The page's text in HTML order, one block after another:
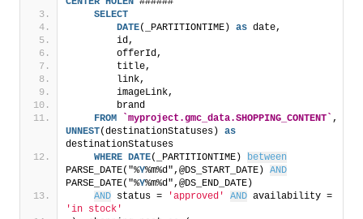
SELECT
DATE(_PARTITIONTIME) as date,
        id,
        offerId,
        title,
        link,
        imageLink,
        brand
FROM
`myproject.gmc_data.SHOPPING_CONTENT`
UNNEST(destinationStatuses) as
destinationStatuses
WHERE DATE(_PARTITIONTIME)
between
PARSE_DATE("%Y%m%d",@DS_START_DATE) AND
PARSE_DATE("%Y%m%d",@DS_END_DATE)
AND status = 'approved' AND
'in stock'